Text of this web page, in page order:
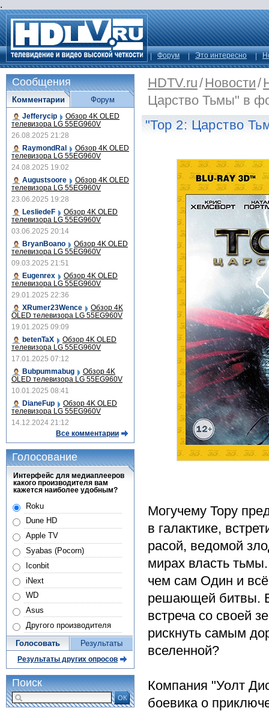
.
Форум Это интересно
HDTV.ru/Новости/
Царство Тьмы" в
"Тор 2: Царство
Могучему Тору
в галактике,
расой, ведомой
мирах власть
чем сам Один и
решающей битвы.
встреча со своей
рискнуть самым
вселенной?
Компания "Уолт
боевика о
Сообщения
Комментарии
Jefferycip Обзор 4K OLED
телевизора LG 55EG960V
26.08.2025 21:28
RaymondRal
Обзор 4K OLED
телевизора LG 55EG960V
24.08.2025 19:02
Augustsoore
Обзор 4K OLED
телевизора LG 55EG960V
23.06.2025 19:28
LesliedeF
Обзор 4K OLED
телевизора LG 55EG960V
03.06.2025 20:14
BryanBoano
Обзор 4K OLED
телевизора LG 55EG960V
09.03.2025 21:51
Eugenrex
Обзор 4K OLED
телевизора LG 55EG960V
29.01.2025 22:36
XRumer23Wence
Обзор 4K
OLED телевизора LG 55EG960V
19.01.2025 09:09
betenTaX
Обзор 4K OLED
телевизора LG 55EG960V
17.01.2025 07:12
Bubpummabug
Обзор 4K
OLED телевизора LG 55EG960V
10.01.2025 08:41
DianeFup
Обзор 4K OLED
телевизора LG 55EG960V
14.12.2024 21:12
Все комментарии
Форум
Голосование
Интерфейс для медиаплееров
какого производителя вам
кажется наиболее удобным?
Roku
Dune HD
Apple TV
Syabas (Pocorn)
Iconbit
iNext
WD
Asus
Другого производителя
Голосовать Результаты
Результаты других опросов
Поиск
ОК